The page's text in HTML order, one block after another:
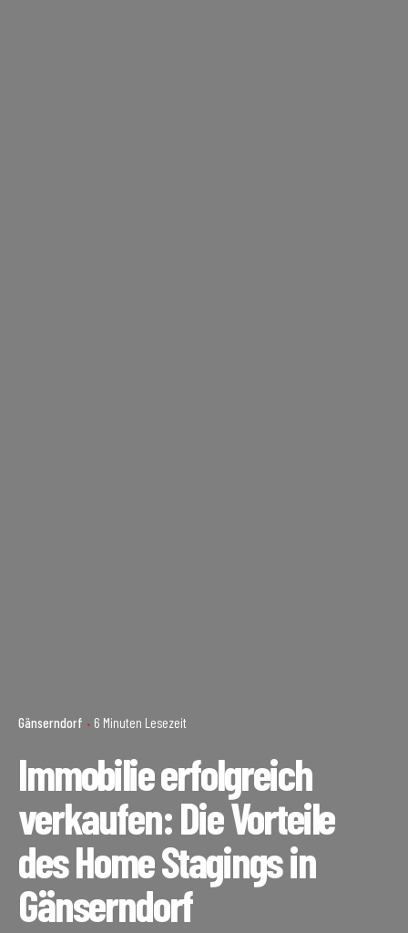
Gänserndorf 6 Minuten Lesezeit
Immobilie erfolgreich
verkaufen: Die Vorteile
des Home Stagings in
Gänserndorf